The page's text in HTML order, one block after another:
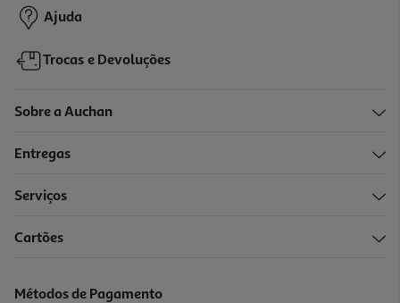
Ajuda
Trocas e Devoluções
Sobre a Auchan
Entregas
Serviços
Cartões
Métodos de Pagamento